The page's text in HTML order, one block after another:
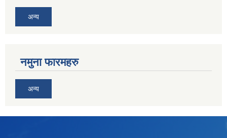
अन्य
नमुना फारमहरु
अन्य